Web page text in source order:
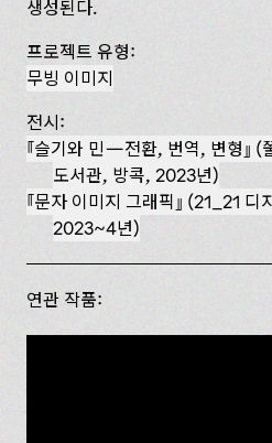
생성된다.
프로젝트 유형:
무빙 이미지
전시:
슬기와 민—전환, 번역, 변형
(
도서관, 방콕, 2023년)
문자 이미지 그래픽
(21_21 디
2023~4년)
연관 작품: